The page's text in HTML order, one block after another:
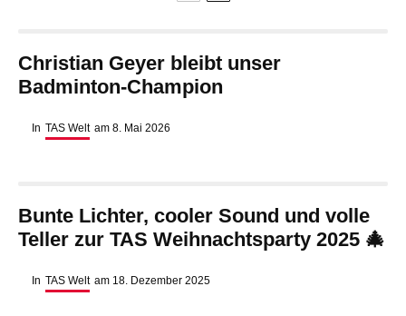
Christian Geyer bleibt unser
Badminton-Champion
In TAS Welt am 8. Mai 2026
Bunte Lichter, cooler Sound und volle
Teller zur TAS Weihnachtsparty 2025 🎄
In TAS Welt am 18. Dezember 2025